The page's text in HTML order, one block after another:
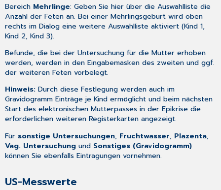
Bereich Mehrlinge: Geben Sie hier über die Auswahlliste die
Anzahl der Feten an. Bei einer Mehrlingsgeburt wird oben
rechts im Dialog eine weitere Auswahlliste aktiviert (Kind 1,
Kind 2, Kind 3).
Befunde, die bei der Untersuchung für die Mutter erhoben
werden, werden in den Eingabemasken des zweiten und ggf.
der weiteren Feten vorbelegt.
Hinweis:Durch diese Festlegung werden auch im
Gravidogramm Einträge je Kind ermöglicht und beim nächsten
Start des elektronischen Mutterpasses in derEpikrise die
erforderlichen weiteren Registerkarten angezeigt.
Für sonstige Untersuchungen, Fruchtwasser, Plazenta,
Vag. Untersuchung und Sonstiges (Gravidogramm)
können Sie ebenfalls Eintragungen vornehmen.
US-Messwerte